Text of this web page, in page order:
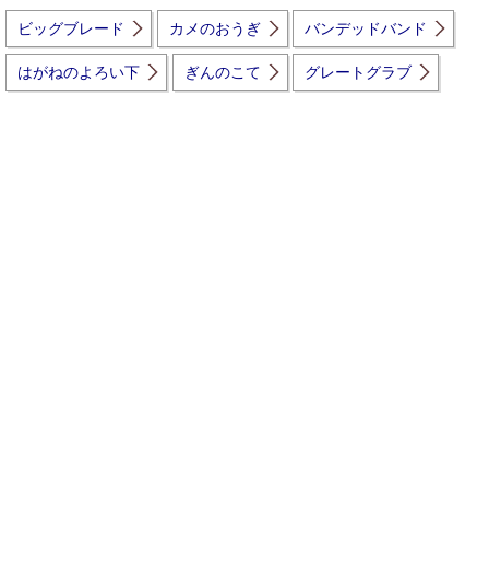
ビッグブレード カメのおうぎ バンデッドバンド
はがねのよろい下 ぎんのこて グレートグラブ